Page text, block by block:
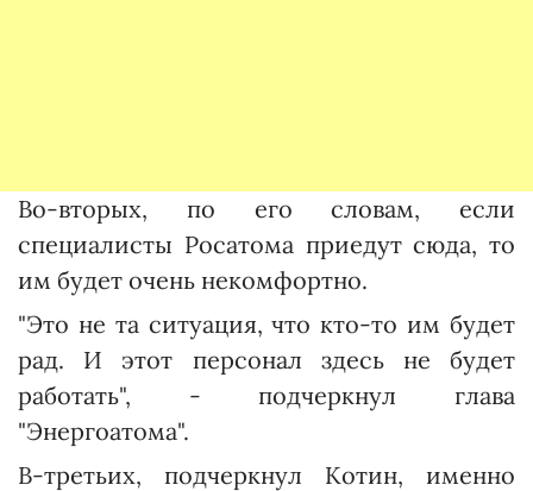
Во-вторых, по его словам, если
специалисты Росатома приедут сюда, то
им будет очень некомфортно.
"Это не та ситуация, что кто-то им будет
рад. И этот персонал здесь не будет
работать", - подчеркнул глава
"Энергоатома".
В-третьих, подчеркнул Котин, именно